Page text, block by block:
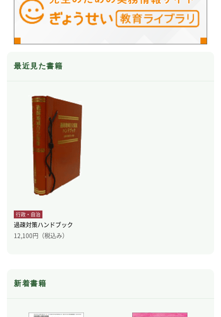
最近見た書籍
行政・自治
過疎対策ハンドブック
12,100円（税込み）
新着書籍